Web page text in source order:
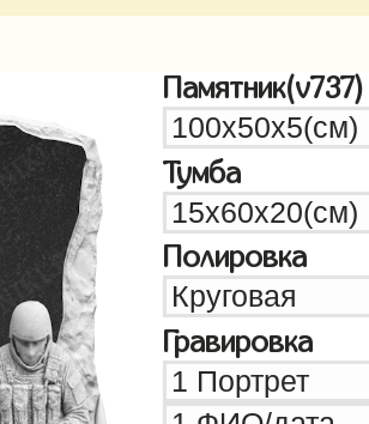
Памятник(v737)
Тумба
Полировка
Гравировка